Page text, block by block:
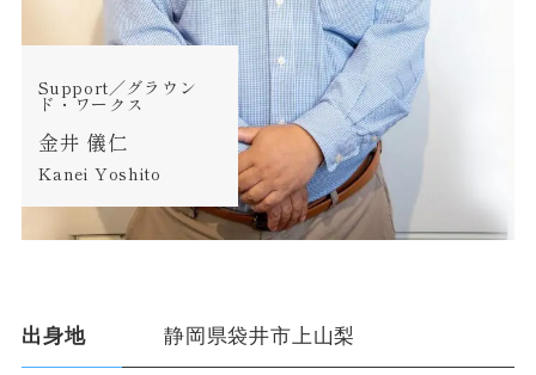
Support／グラウン
ド・ワークス
金井 儀仁
Kanei Yoshito
出身地 静岡県袋井市上山梨